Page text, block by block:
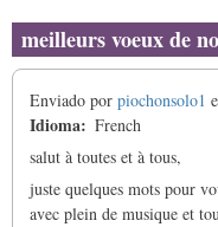
enlaces
de
a
la
navegación
meilleurs voeux de
Enviado por piochonsolo1
Idioma
French
salut à toutes et à tous,
juste quelques mots pour
avec plein de musique et